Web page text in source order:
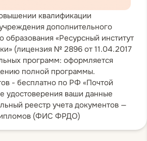
онкологических
ДПДГ при аддиктивных
Работа с курением.
помощь при химических
GraveEx–EMDR).
в ДПДГ при
расстройстве
вариант
квалификации
дополнительного
образования «Ресурсный институт
(лицензия № 2896 от 11.04.2017
программ: оформляется
полной программы.
- бесплатно по РФ «Почтой
удостоверения ваши данные
реестр учета документов —
(ФИС ФРДО)